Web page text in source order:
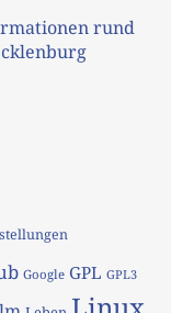
rund
Google GPL GPL3